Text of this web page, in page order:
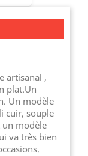
artisanal ,
plat.Un
Un modèle
cuir, souple
un modèle
va très bien